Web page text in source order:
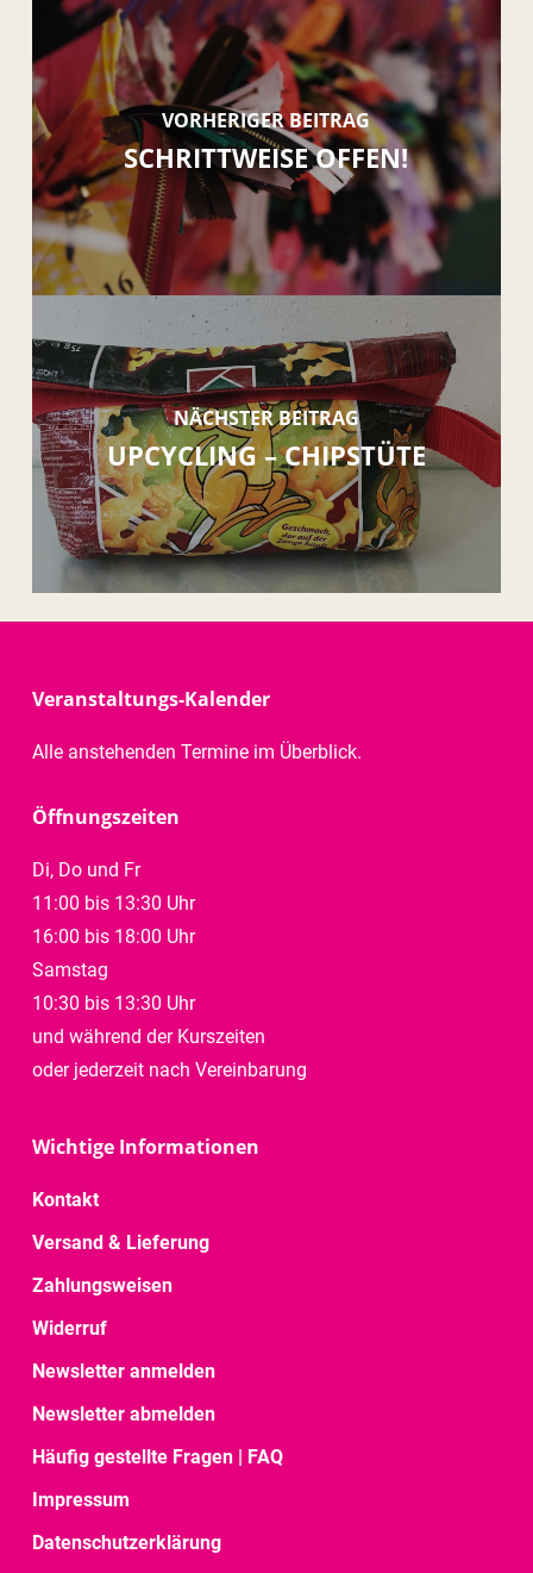
VORHERIGER BEITRAG
SCHRITTWEISE OFFEN!
NÄCHSTER BEITRAG
UPCYCLING – CHIPSTÜTE
Veranstaltungs-Kalender
Alle anstehenden Termine im Überblick.
Öffnungszeiten
Di, Do und Fr
11:00 bis 13:30 Uhr
16:00 bis 18:00 Uhr
Samstag
10:30 bis 13:30 Uhr
und während der Kurszeiten
oder jederzeit nach Vereinbarung
Wichtige Informationen
Kontakt
Versand & Lieferung
Zahlungsweisen
Widerruf
Newsletter anmelden
Newsletter abmelden
Häufig gestellte Fragen | FAQ
Impressum
Datenschutzerklärung